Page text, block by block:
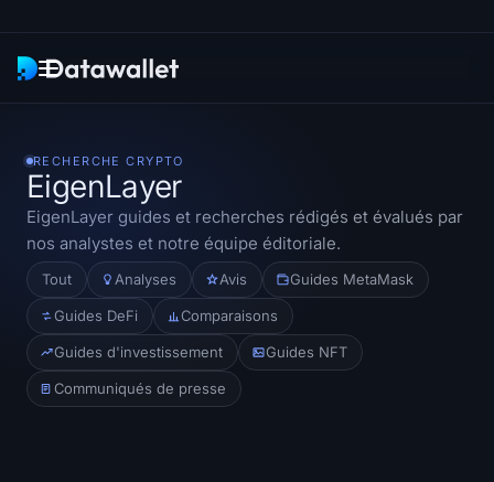
Recherche
Traqueurs d'ETF
ETF Bitcoin
ETF Ethereum
ETF Solana
RECHERCHE CRYPTO
EigenLayer
EigenLayer guides et recherches rédigés et évalués par
nos analystes et notre équipe éditoriale.
Tout Analyses Avis Guides MetaMask
Guides DeFi Comparaisons
Guides d'investissement Guides NFT
Communiqués de presse